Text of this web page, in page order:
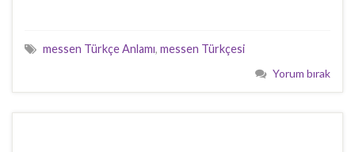
messen Türkçe Anlamı, messen Türkçesi
Yorum bırak